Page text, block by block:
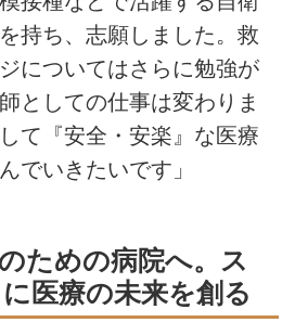
持ち、志願しました。救
についてはさらに勉強が
としての仕事は変わりま
て『安全・安楽』な医療
でいきたいです」
ための病院へ。ス
医療の未来を創る